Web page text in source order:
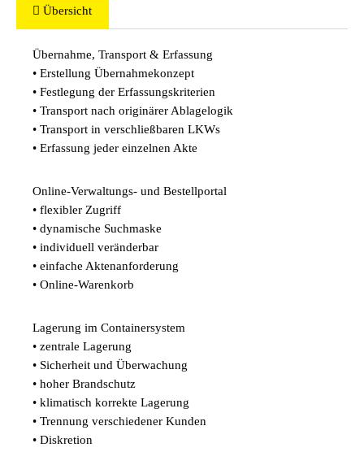
Übersicht
Übernahme, Transport & Erfassung
• Erstellung Übernahmekonzept
• Festlegung der Erfassungskriterien
• Transport nach originärer Ablagelogik
• Transport in verschließbaren LKWs
• Erfassung jeder einzelnen Akte
Online-Verwaltungs- und Bestellportal
• flexibler Zugriff
• dynamische Suchmaske
• individuell veränderbar
• einfache Aktenanforderung
• Online-Warenkorb
Lagerung im Containersystem
• zentrale Lagerung
• Sicherheit und Überwachung
• hoher Brandschutz
• klimatisch korrekte Lagerung
• Trennung verschiedener Kunden
• Diskretion